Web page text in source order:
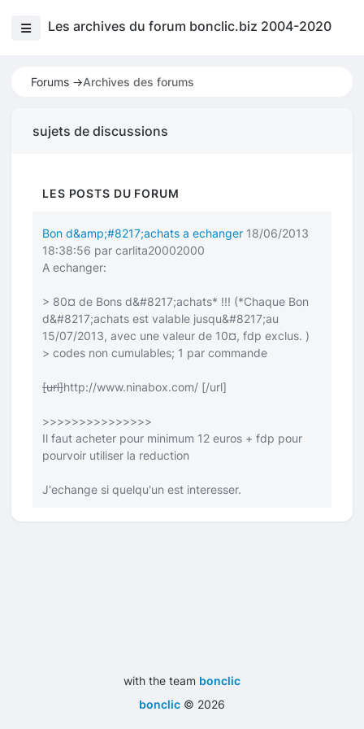
Les archives du forum bonclic.biz 2004-2020
Forums ->Archives des forums
sujets de discussions
LES POSTS DU FORUM
Bon d&amp;#8217;achats a echanger 18/06/2013
18:38:56 par carlita20002000
A echanger:
> 80¤ de Bons d&#8217;achats* !!! (*Chaque Bon
d&#8217;achats est valable jusqu&#8217;au
15/07/2013, avec une valeur de 10¤, fdp exclus. )
> codes non cumulables; 1 par commande
[url]http://www.ninabox.com/ [/url]
>>>>>>>>>>>>>>>
Il faut acheter pour minimum 12 euros + fdp pour
pourvoir utiliser la reduction
J'echange si quelqu'un est interesser.
with the team bonclic
bonclic © 2026